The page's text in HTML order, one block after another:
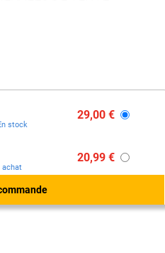
stock
29,00 €
achat
20,99 €